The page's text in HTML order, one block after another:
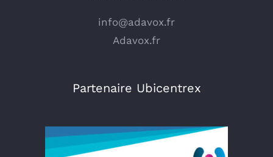
info@adavox.fr
Adavox.fr
Partenaire Ubicentrex